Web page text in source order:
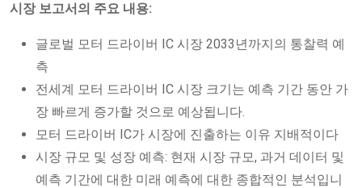
시장 보고서의 주요 내용:
글로벌 모터 드라이버 IC 시장 2033년까지의 통찰력 예
측
전세계 모터 드라이버 IC 시장 크기는 예측 기간 동안 가
장 빠르게 증가할 것으로 예상됩니다.
모터 드라이버 IC가 시장에 진출하는 이유 지배적이다
시장 규모 및 성장 예측: 현재 시장 규모, 과거 데이터 및
예측 기간에 대한 미래 예측에 대한 종합적인 분석입니